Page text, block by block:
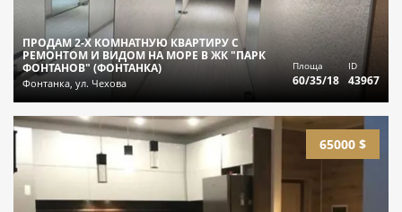
ПРОДАМ 2-Х КОМНАТНУЮ КВАРТИРУ С
РЕМОНТОМ И ВИДОМ НА МОРЕ В ЖК "ПАРК
ФОНТАНОВ" (ФОНТАНКА)
Фонтанка, ул. Чехова
Площа
60/35/18
ID
43967
65000 $